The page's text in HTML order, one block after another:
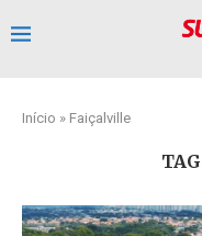
Início » Faiçalville